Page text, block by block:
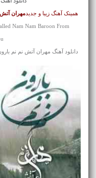
همینک آهنگ زیبا و جدیدمهران آتش
Nam Nam Baroon From
دانلود آهنگ مهران آتش نم نم بارون با کیفیت های 128 و 320